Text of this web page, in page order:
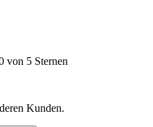
von 5 Sternen
Kunden.